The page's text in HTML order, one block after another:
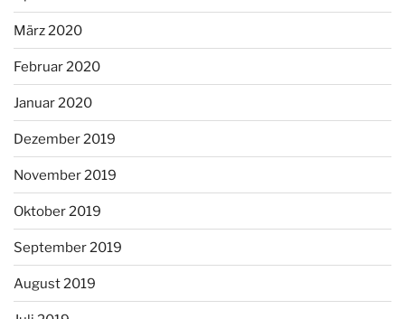
März 2020
Februar 2020
Januar 2020
Dezember 2019
November 2019
Oktober 2019
September 2019
August 2019